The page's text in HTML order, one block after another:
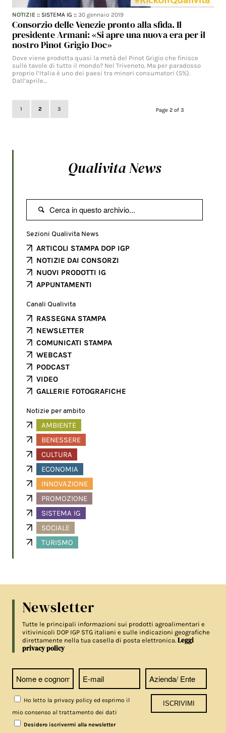
NOTIZIE :: SISTEMA IG ::30 gennaio 2019
Consorzio delle Venezie pronto alla sfida. Il
presidente Armani: «Si apre una nuova era per il
nostro Pinot Grigio Doc»
Dove viene prodotta quasi la metà del Pinot Grigio che finisce
sulle tavole di tutto il mondo? Nel Triveneto. Ma per paradosso
proprio l’Italia è uno dei paesi tra minori consumatori (5%).
Dall’aprile…
Page 2 of 3
1 2 3
Qualivita News

Sezioni Qualivita News
ARTICOLI STAMPA DOP IGP
NOTIZIE DAI CONSORZI
NUOVI PRODOTTI IG
APPUNTAMENTI
Canali Qualivita
RASSEGNA STAMPA
NEWSLETTER
COMUNICATI STAMPA
WEBCAST
PODCAST
VIDEO
GALLERIE FOTOGRAFICHE
Notizie per ambito
AMBIENTE
BENESSERE
CULTURA
ECONOMIA
INNOVAZIONE
PROMOZIONE
SISTEMA IG
SOCIALE
TURISMO
Newsletter
Tutte le principali informazioni sui prodotti agroalimentari e
vitivinicoli DOP IGP STG italiani e sulle indicazioni geografiche
direttamente nella tua casella di posta elettronica.Leggi
privacy policy
Ho letto la privacy policy ed esprimo il
mio consenso al trattamento dei dati
Desidero iscrivermi alla newsletter